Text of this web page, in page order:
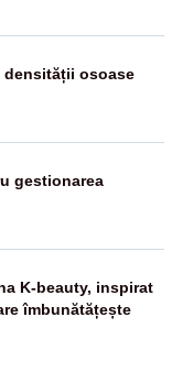
densității osoase
gestionarea
K-beauty, inspirat
îmbunătățește